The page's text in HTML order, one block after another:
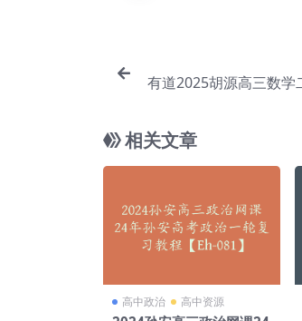
有道2025胡源高三数学
相关文章
高中政治 高中资源